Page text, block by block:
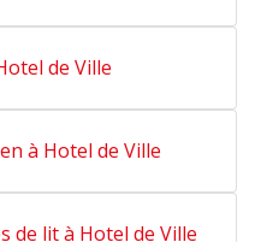
de Ville
à Hotel de Ville
de lit à Hotel de Ville